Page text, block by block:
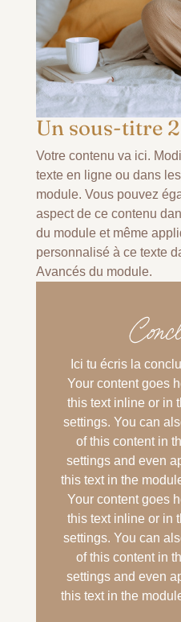
Un sous-titre 2
Votre contenu va ici.
texte en ligne ou dans
module. Vous pouvez
aspect de ce contenu
du module et même
personnalisé à ce texte
Avancés du module.
Ici tu écris la
Your content goes
this text inline or in
settings. You can
of this content in
settings and even
this text in the
Your content goes
this text inline or in
settings. You can
of this content in
settings and even
this text in the